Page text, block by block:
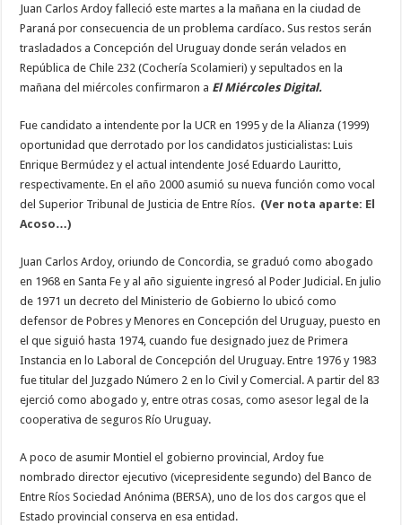
Juan Carlos Ardoy falleció este martes a la mañana en la ciudad de
Paraná por consecuencia de un problema cardíaco. Sus restos serán
trasladados a Concepción del Uruguay donde serán velados en
República de Chile 232 (Cochería Scolamieri) y sepultados en la
mañana del miércoles confirmaron a El Miércoles Digital.
Fue candidato a intendente por la UCR en 1995 y de la Alianza (1999)
oportunidad que derrotado por los candidatos justicialistas: Luis
Enrique Bermúdez y el actual intendente José Eduardo Lauritto,
respectivamente. En el año 2000 asumió su nueva función como vocal
del Superior Tribunal de Justicia de Entre Ríos. (Ver nota aparte: El
Acoso…)
Juan Carlos Ardoy, oriundo de Concordia, se graduó como abogado
en 1968 en Santa Fe y al año siguiente ingresó al Poder Judicial. En julio
de 1971 un decreto del Ministerio de Gobierno lo ubicó como
defensor de Pobres y Menores en Concepción del Uruguay, puesto en
el que siguió hasta 1974, cuando fue designado juez de Primera
Instancia en lo Laboral de Concepción del Uruguay. Entre 1976 y 1983
fue titular del Juzgado Número 2 en lo Civil y Comercial. A partir del 83
ejerció como abogado y, entre otras cosas, como asesor legal de la
cooperativa de seguros Río Uruguay.
A poco de asumir Montiel el gobierno provincial, Ardoy fue
nombrado director ejecutivo (vicepresidente segundo) del Banco de
Entre Ríos Sociedad Anónima (BERSA), uno de los dos cargos que el
Estado provincial conserva en esa entidad.